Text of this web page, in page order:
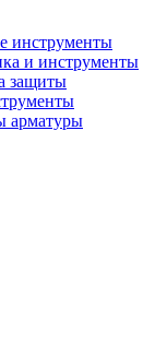
инструменты
и инструменты
защиты
арматуры